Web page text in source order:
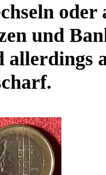
oder
und
allerdings